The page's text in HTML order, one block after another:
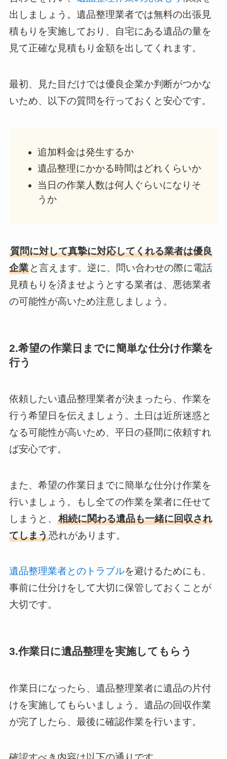
出しましょう。遺品整理業者では無料の出張見
積もりを実施しており、自宅にある遺品の量を
見て正確な見積もり金額を出してくれます。
最初、見た目だけでは優良企業か判断がつかな
いため、以下の質問を行っておくと安心です。
追加料金は発生するか
遺品整理にかかる時間はどれくらいか
当日の作業人数は何人ぐらいになりそ
うか
質問に対して真摯に対応してくれる業者は優良
企業と言えます。逆に、問い合わせの際に電話
見積もりを済ませようとする業者は、悪徳業者
の可能性が高いため注意しましょう。
2.希望の作業日までに簡単な仕分け作業を
行う
依頼したい遺品整理業者が決まったら、作業を
行う希望日を伝えましょう。土日は近所迷惑と
なる可能性が高いため、平日の昼間に依頼すれ
ば安心です。
また、希望の作業日までに簡単な仕分け作業を
行いましょう。もし全ての作業を業者に任せて
しまうと、 相続に関わる遺品も一緒に回収され
てしまう恐れがあります。
遺品整理業者とのトラブルを避けるためにも、
事前に仕分けをして大切に保管しておくことが
大切です。
3.作業日に遺品整理を実施してもらう
作業日になったら、遺品整理業者に遺品の片付
けを実施してもらいましょう。遺品の回収作業
が完了したら、最後に確認作業を行います。